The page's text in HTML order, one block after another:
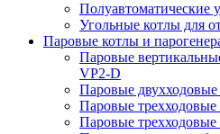
Полуавтоматические
Угольные котлы для
Паровые котлы и
Паровые
VP2-D
Паровые
Паровые
Паровые